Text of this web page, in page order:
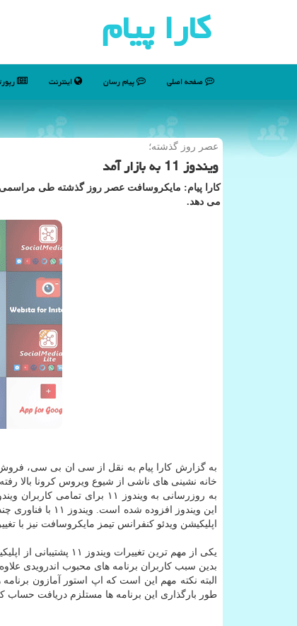
كارا پیام
صفحه اصلی پیام رسان اینترنت
عصر روز گذشته؛
ویندوز 11 به بازار آمد
می دهد.
خانه نشینی های ناشی از شیوع ویروس کرونا بالا
این ویندوز
اپلیکیشن ویدئو کنفرانس تیمز مایکروسافت نیز با تغییرات
یکی از مهم ترین
بدین سبب کاربران برنامه های محبوب اندرویدی
البته نکته مهم این است که اپ استور آمازون
طور بارگذاری این برنامه ها مستلزم دریافت حساب